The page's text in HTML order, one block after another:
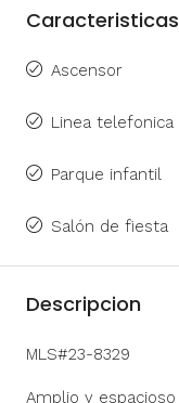
Ascensor
Linea telefonica
Parque infantil
Salón de fiesta
Descripcion
MLS#23-8329
Amplio y